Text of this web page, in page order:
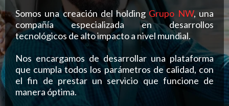
Somos una creación del holdingGrupo NW, una
compañía especializada en desarrollos
tecnológicos de alto impacto a nivel mundial.
Nos encargamos de desarrollar una plataforma
que cumpla todos los parámetros de calidad, con
el fin de prestar un servicio que funcione de
manera óptima.